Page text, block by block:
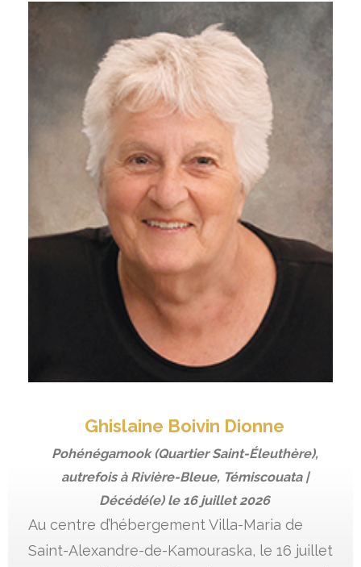
Ghislaine Boivin Dionne
Pohénégamook (Quartier Saint-Éleuthère),
autrefois à Rivière-Bleue, Témiscouata |
Décédé(e) le 16 juillet 2026
Au centre d’hébergement Villa-Maria de
Saint-Alexandre-de-Kamouraska, le 16 juillet